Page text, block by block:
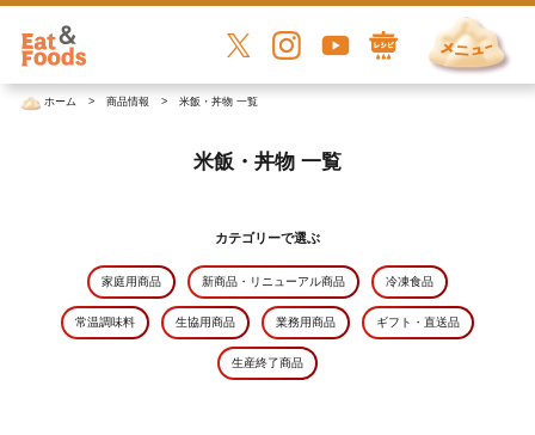
ホーム 商品情報 米飯・丼物 一覧
米飯・丼物 一覧
カテゴリーで選ぶ
家庭用商品 新商品・リニューアル商品 冷凍食品
常温調味料 生協用商品 業務用商品 ギフト・直送品
生産終了商品